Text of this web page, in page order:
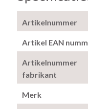
Artikelnummer
Artikel EAN
Artikelnummer
fabrikant
Merk